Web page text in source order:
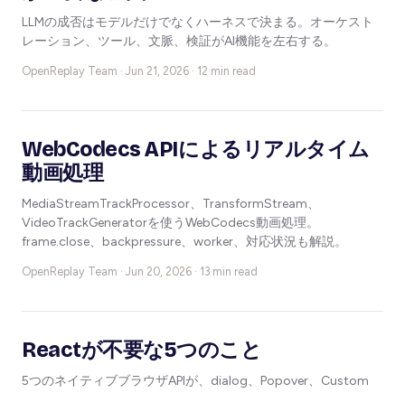
LLMの成否はモデルだけでなくハーネスで決まる。オーケスト
レーション、ツール、文脈、検証がAI機能を左右する。
OpenReplay Team · Jun 21, 2026 · 12 min read
WebCodecs APIによるリアルタイム
動画処理
MediaStreamTrackProcessor、TransformStream、
VideoTrackGeneratorを使うWebCodecs動画処理。
frame.close、backpressure、worker、対応状況も解説。
OpenReplay Team · Jun 20, 2026 · 13 min read
Reactが不要な5つのこと
5つのネイティブブラウザAPIが、dialog、Popover、Custom